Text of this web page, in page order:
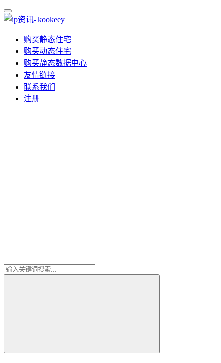
购买静态住宅
购买动态住宅
购买静态数据中心
友情链接
联系我们
注册